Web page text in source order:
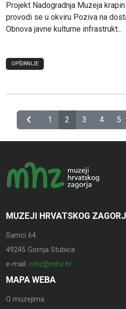
Projekt Nadogradnja Muzeja
provodi se u okviru Poziva na
Obnova javne kulturne infrastrukt...
OPŠIRNIJE
chevron_left 1 2 3 4 5
MUZEJI HRVATSKOG
Samci 64
49245 Gornja Stubica
e-mail: mhz@mhz.hr
MAPA WEBA
O muzejima